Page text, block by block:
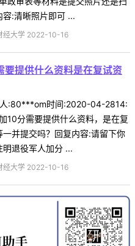
:清晰照片即可 ...
经大学 2022-10-16
提供什么资料是在复试资
人:80***om时间:2020-04-2814:
10分需要提供什么资料，是在复
并提交吗？回复内容:请留下你
退役军人加分 ...
经大学 2022-10-16